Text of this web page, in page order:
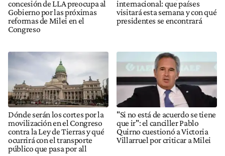
concesión de LLA preocupa al
Gobierno por las próximas
reformas de Milei en el
Congreso
internacional: que países
visitará esta semana y con qué
presidentes se encontrará
Dónde serán los cortes por la
movilización en el Congreso
contra la Ley de Tierras y qué
ocurrirá con el transporte
público que pasa por all
"Si no está de acuerdo se tiene
que ir": el canciller Pablo
Quirno cuestionó a Victoria
Villarruel por criticar a Milei